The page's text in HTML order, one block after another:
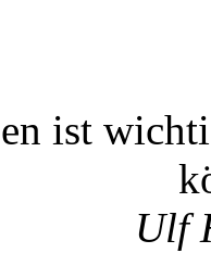
ist
Ulf